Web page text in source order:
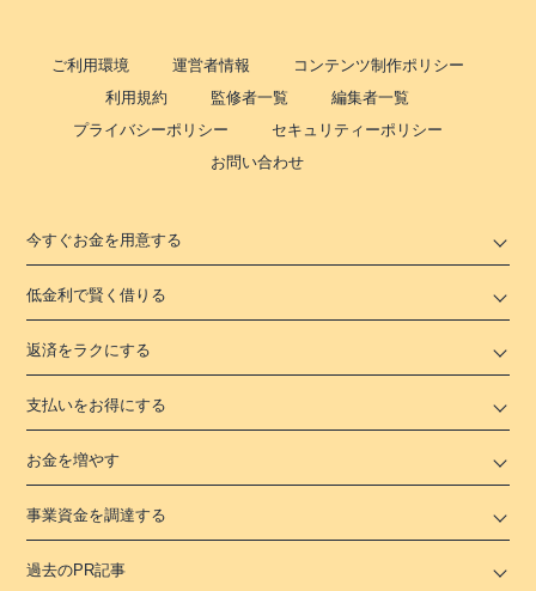
ご利用環境 運営者情報
コンテンツ制作ポリシー
利用規約
監修者一覧
編集者一覧
プライバシーポリシー
セキュリティーポリシー
お問い合わせ
今すぐお金を用意する
低金利で賢く借りる
返済をラクにする
支払いをお得にする
お金を増やす
事業資金を調達する
過去のPR記事